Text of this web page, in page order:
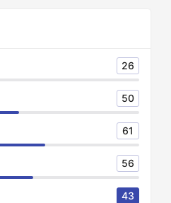
26
50
61
56
43